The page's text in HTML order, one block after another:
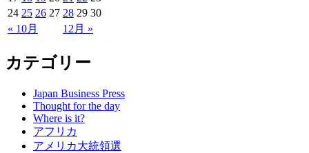
« 10月 12月 »
24 25 26 27 28 29 30
カテゴリー
Japan Business Press
Thought for the day
Where is it?
アフリカ
アメリカ大統領選